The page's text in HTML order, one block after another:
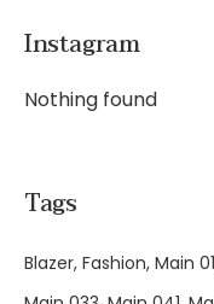
Instagram
Nothing found
Tags
Blazer Fashion Main 01